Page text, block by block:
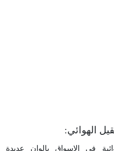
الهوائي:
في الاسواق بالوان عديدة